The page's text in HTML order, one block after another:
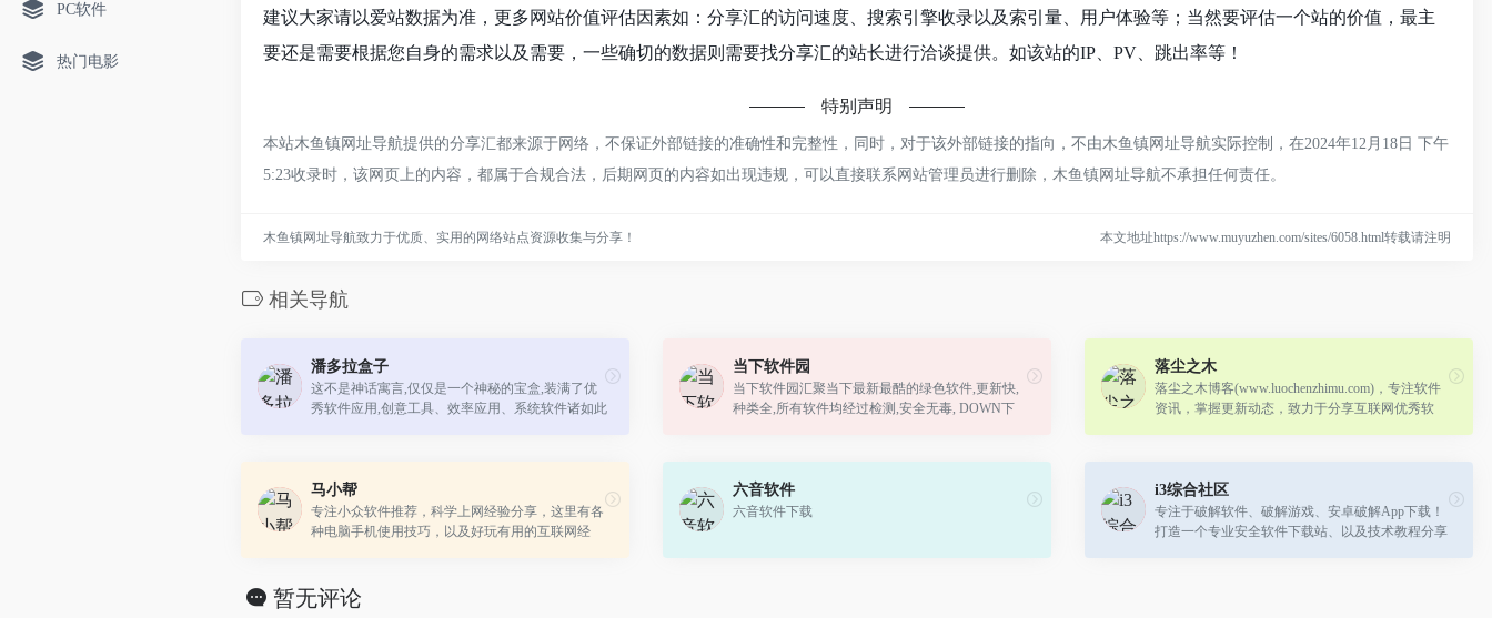
PC软件
热门电影
建议大家请以爱站数据为准，更多网站价值评估因素如：分享汇的访问速度、搜索引擎收录以及索引量、用户体验等；当然要评估一个站的价值，最主
要还是需要根据您自身的需求以及需要，一些确切的数据则需要找分享汇的站长进行洽谈提供。如该站的IP、PV、跳出率等！
特别声明
本站木鱼镇网址导航提供的分享汇都来源于网络，不保证外部链接的准确性和完整性，同时，对于该外部链接的指向，不由木鱼镇网址导航实际控制，在2024年12月18日 下午
5:23收录时，该网页上的内容，都属于合规合法，后期网页的内容如出现违规，可以直接联系网站管理员进行删除，木鱼镇网址导航不承担任何责任。
木鱼镇网址导航致力于优质、实用的网络站点资源收集与分享！ 本文地址https://www.muyuzhen.com/sites/6058.html转载请注明
相关导航
潘多拉盒子
这不是神话寓言,仅仅是一个神秘的宝盒,装满了优
秀软件应用,创意工具、效率应用、系统软件诸如此
当下软件园
当下软件园汇聚当下最新最酷的绿色软件,更新快,
种类全,所有软件均经过检测,安全无毒, DOWN下
落尘之木
落尘之木博客(www.luochenzhimu.com)，专注软件
资讯，掌握更新动态，致力于分享互联网优秀软
马小帮
专注小众软件推荐，科学上网经验分享，这里有各
种电脑手机使用技巧，以及好玩有用的互联网经
六音软件
六音软件下载
i3综合社区
专注于破解软件、破解游戏、安卓破解App下载！
打造一个专业安全软件下载站、以及技术教程分享
暂无评论